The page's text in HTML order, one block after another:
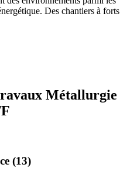
Des chantiers à forts
Métallurgie
(13)